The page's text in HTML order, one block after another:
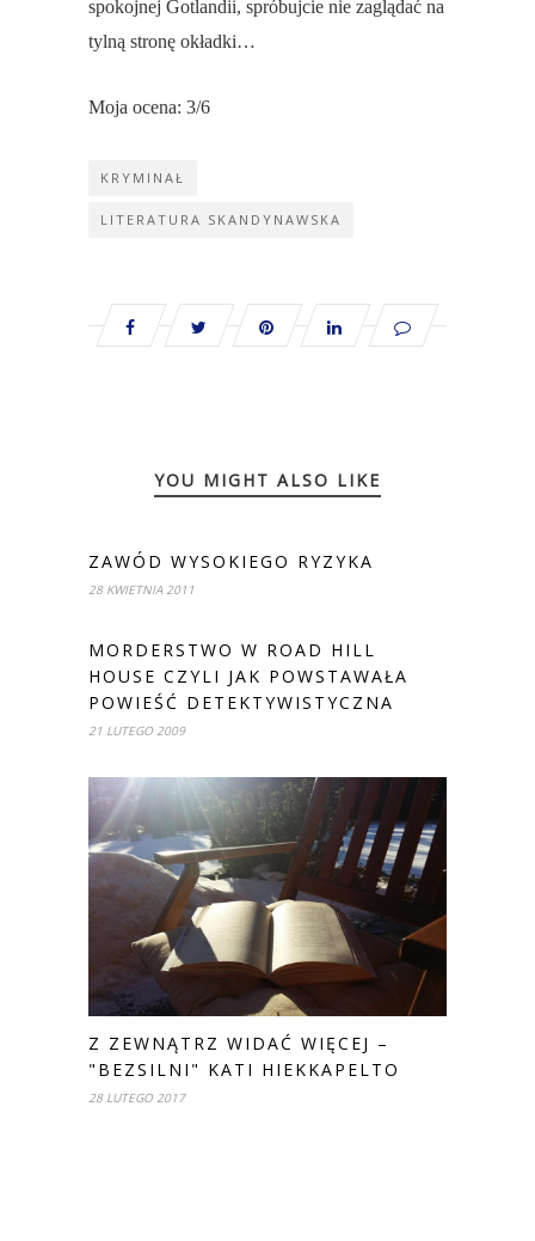
spokojnej Gotlandii, spróbujcie nie zaglądać na
tylną stronę okładki…
Moja ocena: 3/6
KRYMINAŁ
LITERATURA SKANDYNAWSKA
YOU MIGHT ALSO LIKE
ZAWÓD WYSOKIEGO RYZYKA
28 KWIETNIA 2011
MORDERSTWO W ROAD HILL
HOUSE CZYLI JAK POWSTAWAŁA
POWIEŚĆ DETEKTYWISTYCZNA
21 LUTEGO 2009
Z ZEWNĄTRZ WIDAĆ WIĘCEJ –
"BEZSILNI" KATI HIEKKAPELTO
28 LUTEGO 2017